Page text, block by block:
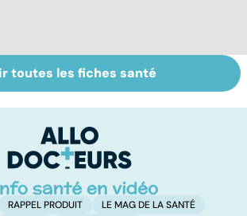
VIH : la maladie
dont on ne guérit
toutes les fiches santé
RAPPEL PRODUIT LE MAG DE LA SANTÉ